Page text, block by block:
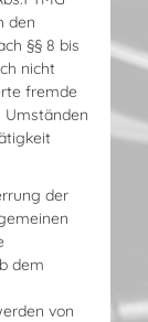
den
§§ 8 bis
nicht
fremde
Umständen
der
dem
von